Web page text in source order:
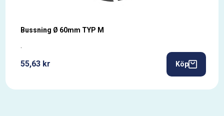
Bussning Ø 60mm TYP M
55,63 kr Köp